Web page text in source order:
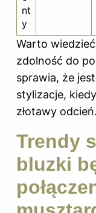
nt
y
Warto
zdolność do
sprawia, że
stylizacje,
złotawy odcień.
Trendy
bluzki